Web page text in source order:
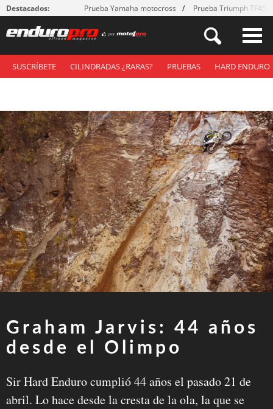
Destacados: Prueba Yamaha motocross Prueba Triumph
SUSCRÍBETE CILINDRADAS ¿RARAS? PRUEBAS HARD ENDURO
Graham Jarvis: 44 años
desde el Olimpo
Sir Hard Enduro cumplió 44 años el pasado 21 de
abril. Lo hace desde la cresta de la ola, la que se